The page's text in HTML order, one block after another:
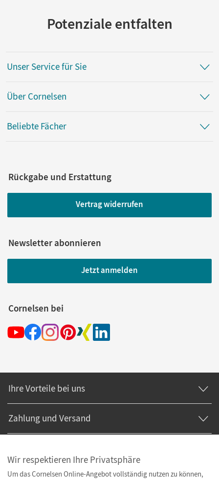
Potenziale entfalten
Unser Service für Sie
Über Cornelsen
Beliebte Fächer
Rückgabe und Erstattung
Vertrag widerrufen
Newsletter abonnieren
Jetzt anmelden
Cornelsen bei
Ihre Vorteile bei uns
Zahlung und Versand
Wir respektieren Ihre Privatsphäre
Um das Cornelsen Online-Angebot vollständig nutzen zu können,